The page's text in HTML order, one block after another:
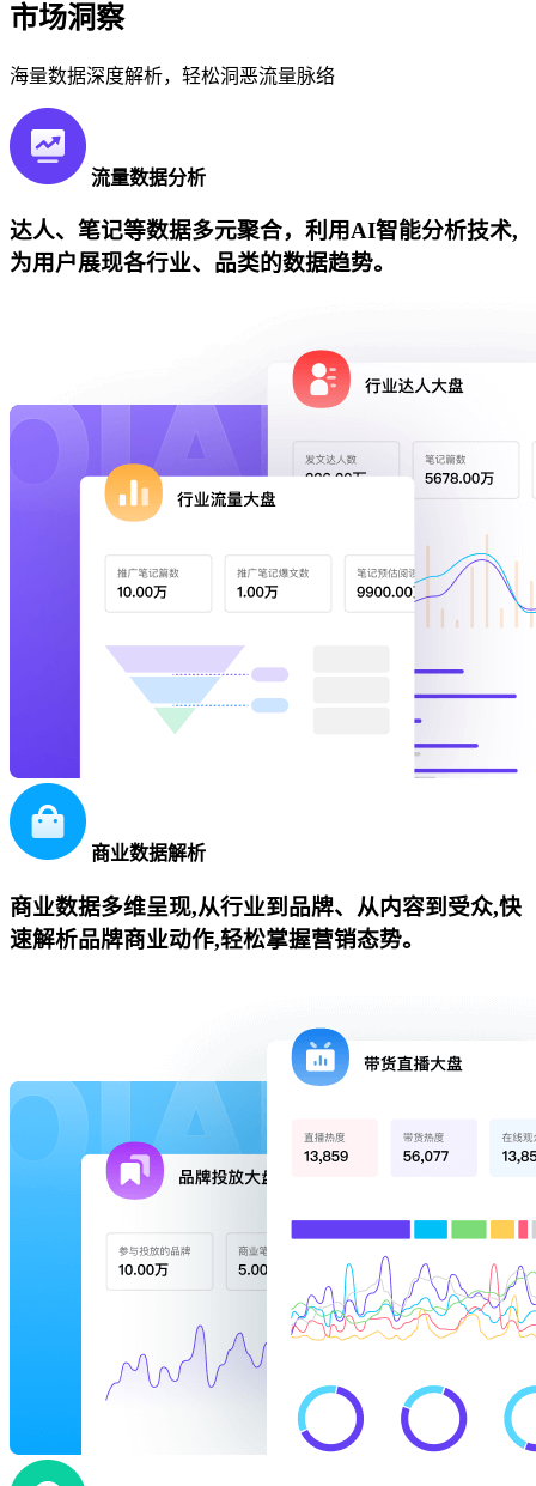
市场洞察
海量数据深度解析，轻松洞恶流量脉络
流量数据分析
达人、笔记等数据多元聚合，利用AI智能分析技术,
为用户展现各行业、品类的数据趋势。
商业数据解析
商业数据多维呈现,从行业到品牌、从内容到受众,快
速解析品牌商业动作,轻松掌握营销态势。